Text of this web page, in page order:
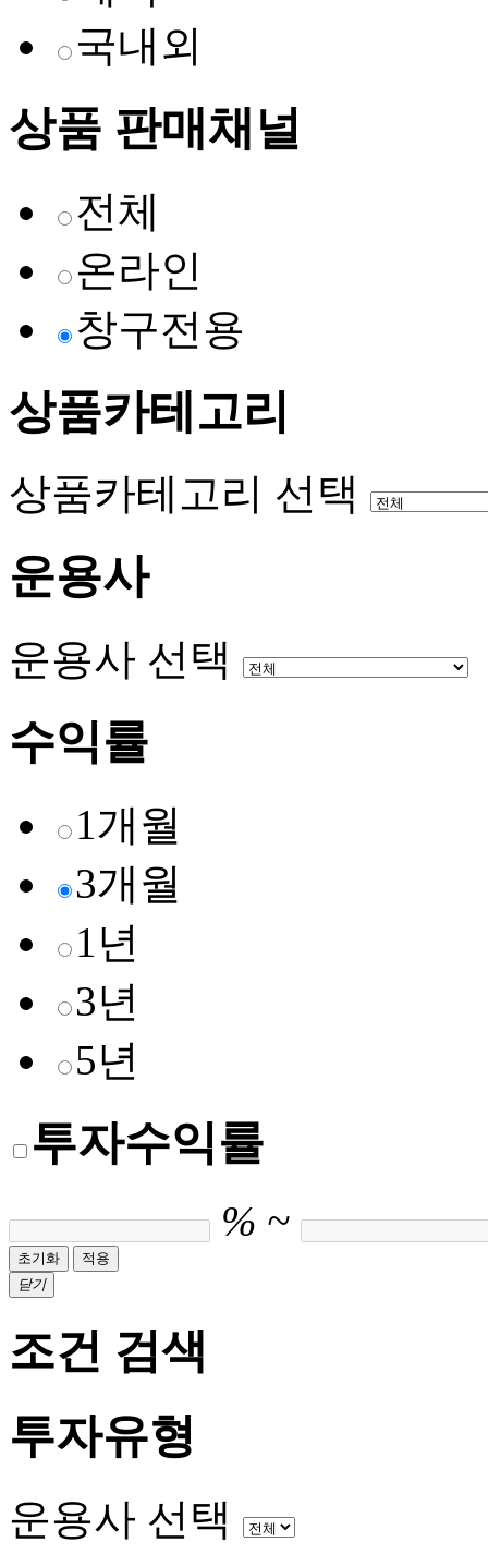
국내외
상품 판매채널
전체
온라인
창구전용
상품카테고리
상품카테고리 선택
운용사
운용사 선택
수익률
1개월
3개월
1년
3년
5년
투자수익률
% ~
초기화
적용
닫기
조건 검색
투자유형
운용사 선택